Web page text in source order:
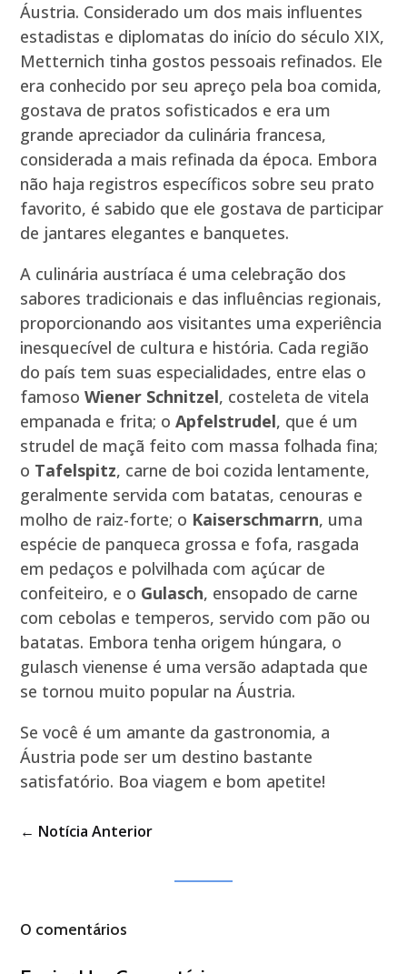
Áustria. Considerado um dos mais influentes
estadistas e diplomatas do início do século XIX,
Metternich tinha gostos pessoais refinados. Ele
era conhecido por seu apreço pela boa comida,
gostava de pratos sofisticados e era um
grande apreciador da culinária francesa,
considerada a mais refinada da época. Embora
não haja registros específicos sobre seu prato
favorito, é sabido que ele gostava de participar
de jantares elegantes e banquetes.
A culinária austríaca é uma celebração dos
sabores tradicionais e das influências regionais,
proporcionando aos visitantes uma experiência
inesquecível de cultura e história. Cada região
do país tem suas especialidades, entre elas o
famosoWiener Schnitzel, costeleta de vitela
empanada e frita; oApfelstrudel, que é um
strudel de maçã feito com massa folhada fina;
o Tafelspitz, carne de boi cozida lentamente,
geralmente servida com batatas, cenouras e
molho de raiz-forte; o Kaiserschmarrn, uma
espécie de panqueca grossa e fofa, rasgada
em pedaços e polvilhada com açúcar de
confeiteiro, e o Gulasch, ensopado de carne
com cebolas e temperos, servido com pão ou
batatas. Embora tenha origem húngara, o
gulasch vienense é uma versão adaptada que
se tornou muito popular na Áustria.
Se você é um amante da gastronomia, a
Áustria pode ser um destino bastante
satisfatório. Boa viagem e bom apetite!
← Notícia Anterior
0 comentários